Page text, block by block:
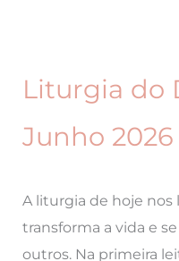
Liturgia do
Junho 2026
A liturgia de hoje
transforma a vida e
outros. Na primeira